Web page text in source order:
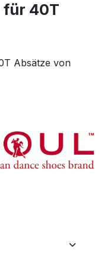
für 40T
Absätze von